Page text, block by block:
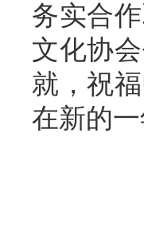
务实合
文化协
就，祝
在新的一